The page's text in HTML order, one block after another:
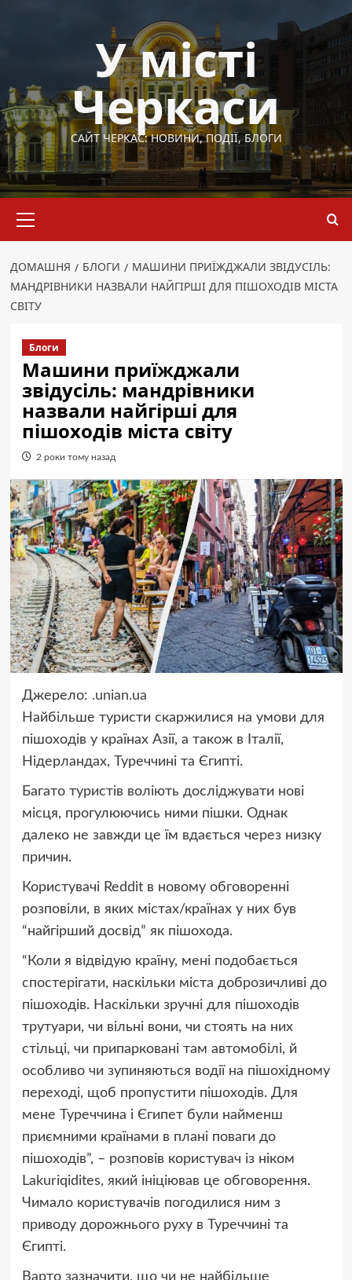
У місті
Черкаси
САЙТ ЧЕРКАС: НОВИНИ, ПОДІЇ, БЛОГИ
меню
ДОМАШНЯ БЛОГИ
МАШИНИ ПРИЇЖДЖАЛИ ЗВІДУСІЛЬ:
МАНДРІВНИКИ НАЗВАЛИ НАЙГІРШІ ДЛЯ ПІШОХОДІВ МІСТА
СВІТУ
Блоги
Машини приїжджали
звідусіль: мандрівники
назвали найгірші для
пішоходів міста світу
2 роки тому назад
Джерело: .unian.ua
Найбільше туристи скаржилися на умови для
пішоходів у країнах Азії, а також в Італії,
Нідерландах, Туреччині та Єгипті.
Багато туристів воліють досліджувати нові
місця, прогулюючись ними пішки. Однак
далеко не завжди це їм вдається через низку
причин.
Користувачі Reddit в новому обговоренні
розповіли, в яких містах/країнах у них був
“найгірший досвід” як пішохода.
“Коли я відвідую країну, мені подобається
спостерігати, наскільки міста доброзичливі до
пішоходів. Наскільки зручні для пішоходів
трутуари, чи вільні вони, чи стоять на них
стільці, чи припарковані там автомобілі, й
особливо чи зупиняються водії на пішохідному
переході, щоб пропустити пішоходів. Для
мене Туреччина і Єгипет були найменш
приємними країнами в плані поваги до
пішоходів”, – розповів користувач із ніком
Lakuriqidites, який ініціював це обговорення.
Чимало користувачів погодилися ним з
приводу дорожнього руху в Туреччині та
Єгипті.
Варто зазначити, що чи не найбільше